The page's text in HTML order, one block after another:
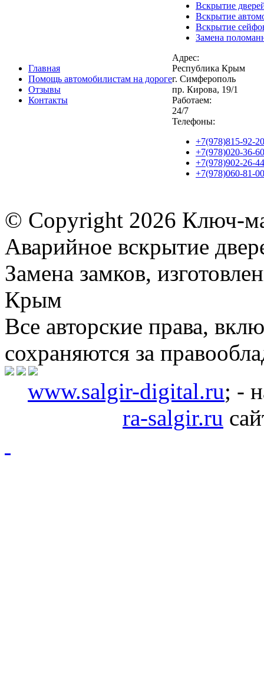
Главная
Помощь автомобилистам на дороге
Отзывы
Контакты
Вскрытие
Вскрытие
Вскрытие
Замена
Адрес:
Республика Крым
г. Симферополь
пр. Кирова, 19/1
Работаем:
24/7
Телефоны:
+7(978)815-92-20
+7(978)020-36-60
+7(978)902-26-44
+7(978)060-81-00
© Copyright 2026 Ключ-
Аварийное вскрытие
Замена замков,
Крым
Все авторские права,
сохраняются за
www.salgir-digital.ru; -
ra-salgir.ru